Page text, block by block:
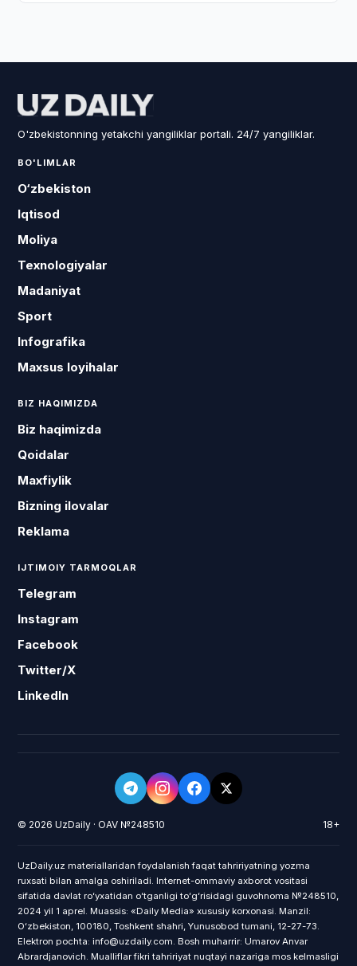
O'zbekistonning yetakchi yangiliklar portali. 24/7 yangiliklar.
BO'LIMLAR
O‘zbekiston
Iqtisod
Moliya
Texnologiyalar
Madaniyat
Sport
Infografika
Maxsus loyihalar
BIZ HAQIMIZDA
Biz haqimizda
Qoidalar
Maxfiylik
Bizning ilovalar
Reklama
IJTIMOIY TARMOQLAR
Telegram
Instagram
Facebook
Twitter/X
LinkedIn
© 2026 UzDaily · OAV №248510 18+
UzDaily.uz materiallaridan foydalanish faqat tahririyatning yozma
ruxsati bilan amalga oshiriladi. Internet-ommaviy axborot vositasi
sifatida davlat roʻyxatidan oʻtganligi toʻgʻrisidagi guvohnoma №248510,
2024 yil 1 aprel. Muassis: «Daily Media» xususiy korxonasi. Manzil:
Oʻzbekiston, 100180, Toshkent shahri, Yunusobod tumani, 12-27-73.
Elektron pochta: info@uzdaily.com. Bosh muharrir: Umarov Anvar
Abrardjanovich. Mualliflar fikri tahririyat nuqtayi nazariga mos kelmasligi